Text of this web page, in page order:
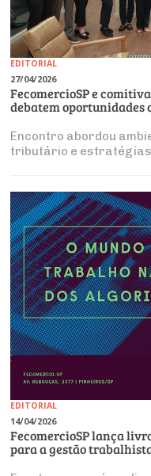
EDITORIAL
27/04/2026
FecomercioSP e
debatem oportunidades
Encontro abordou
tributário e estratégias
EDITORIAL
14/04/2026
FecomercioSP lança
para a gestão